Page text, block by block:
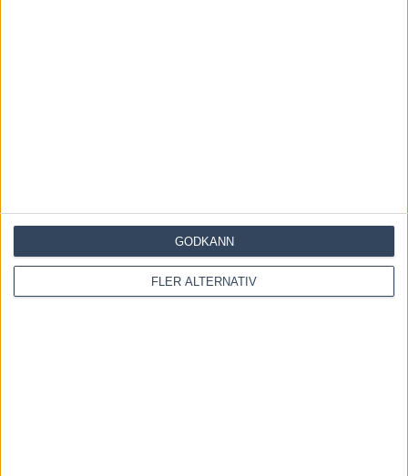
FLER ALTERNATIV
GODKÄNN
Lär dig om hur din kommentarsdata bearbetas.